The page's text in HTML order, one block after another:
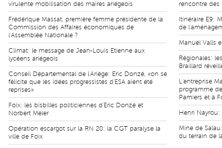
virulente mobilisation des maires ariégeois
Frédérique Massat, première femme présidente de la
Commission des Affaires économiques de
l'Assemblée Nationale ?
Climat: le message de Jean-Louis Etienne aux
lycéens ariégeois
Conseil Départemental de l'Ariège: Eric Donzé, «on se
félicite que les idées progressistes d'ESA aient été
reprises»
Foix: les bisbilles politiciennes d'Eric Donzé et
Norbert Meler
Opération escargot sur la RN 20: la CGT paralyse la
ville de Foix
rencontre des
Itinéraire E9:
de
Manuel Valls
Régionales:
Braillard
L'entreprise
programme
Pamiers et à
Henri
Mine de
du terrain de